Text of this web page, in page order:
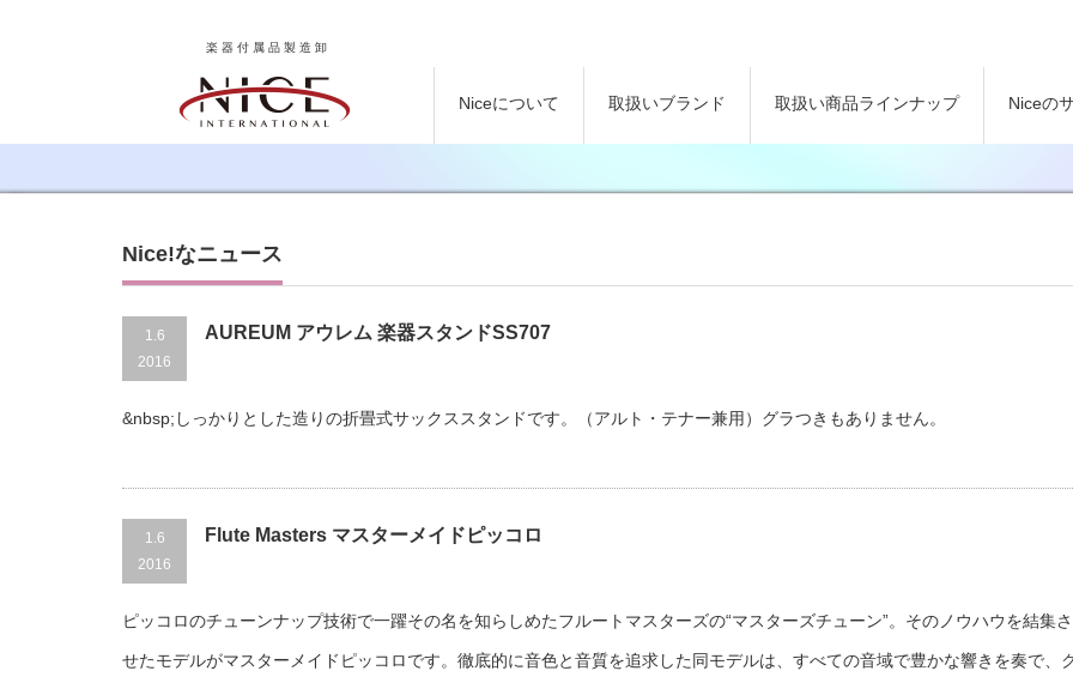
楽器付属品製造卸
Niceについて 取扱いブランド 取扱い商品ラインナップ Niceの
Nice!なニュース
1.6
2016
AUREUM アウレム 楽器スタンドSS707
&nbsp;しっかりとした造りの折畳式サックススタンドです。（アルト・テナー兼用）グラつきもありません。
1.6
2016
Flute Masters マスターメイドピッコロ
ピッコロのチューンナップ技術で一躍その名を知らしめたフルートマスターズの“マスターズチューン”。そのノウハウを結集さ
せたモデルがマスターメイドピッコロです。徹底的に音色と音質を追求した同モデルは、すべての音域で豊かな響きを奏で、